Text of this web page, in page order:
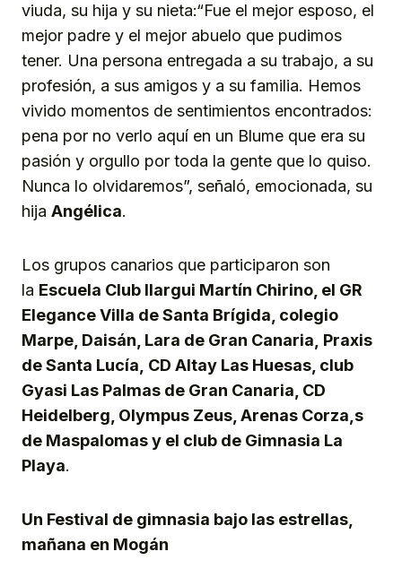
viuda, su hija y su nieta:“Fue el mejor esposo, el
mejor padre y el mejor abuelo que pudimos
tener. Una persona entregada a su trabajo, a su
profesión, a sus amigos y a su familia. Hemos
vivido momentos de sentimientos encontrados:
pena por no verlo aquí en un Blume que era su
pasión y orgullo por toda la gente que lo quiso.
Nunca lo olvidaremos”, señaló, emocionada, su
hija Angélica.
Los grupos canarios que participaron son
la Escuela Club Ilargui Martín Chirino, el GR
Elegance Villa de Santa Brígida, colegio
Marpe, Daisán, Lara de Gran Canaria, Praxis
de Santa Lucía, CD Altay Las Huesas, club
Gyasi Las Palmas de Gran Canaria, CD
Heidelberg, Olympus Zeus, Arenas Corza,s
de Maspalomas y el club de Gimnasia La
Playa.
Un Festival de gimnasia bajo las estrellas,
mañana en Mogán